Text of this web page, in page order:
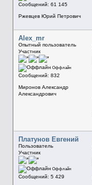
Сообщений: 61 145
Ржевцев Юрий Петрович
Alex_mr
Опытный пользователь
Участник
Оффлайн
Сообщений: 832
Миронов Александр
Александрович
Платунов Евгений
Пользователь
Участник
Оффлайн
Сообщений: 5 429